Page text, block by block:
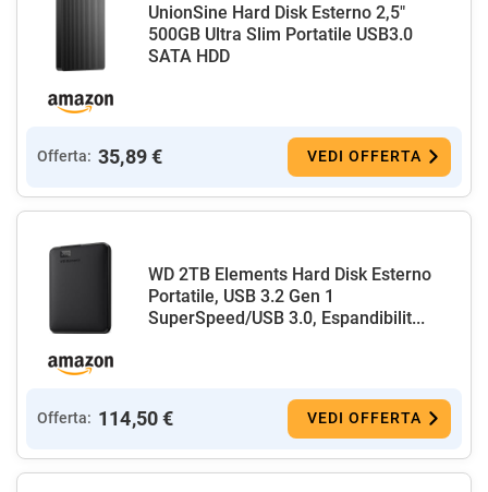
UnionSine Hard Disk Esterno 2,5"
500GB Ultra Slim Portatile USB3.0
SATA HDD
Offerta: 35,89 € VEDI OFFERTA
WD 2TB Elements Hard Disk Esterno
Portatile, USB 3.2 Gen 1
SuperSpeed/USB 3.0, Espandibilit...
Offerta: 114,50 € VEDI OFFERTA